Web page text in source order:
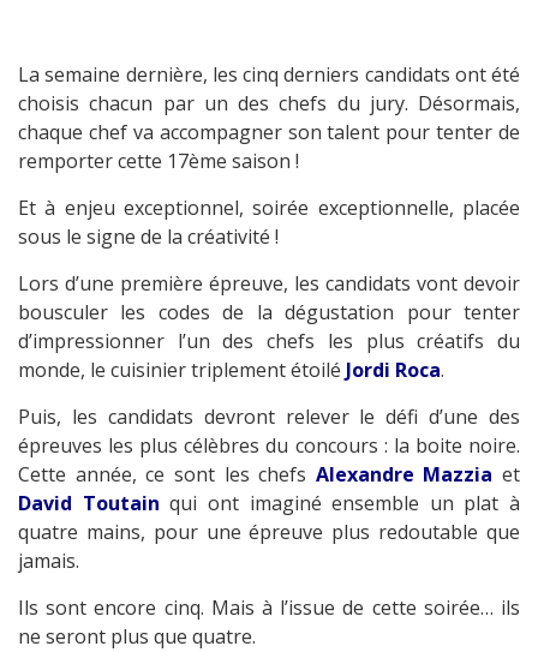
La semaine dernière, les cinq derniers candidats ont été
choisis chacun par un des chefs du jury. Désormais,
chaque chef va accompagner son talent pour tenter de
remporter cette 17ème saison !
Et à enjeu exceptionnel, soirée exceptionnelle, placée
sous le signe de la créativité !
Lors d’une première épreuve, les candidats vont devoir
bousculer les codes de la dégustation pour tenter
d’impressionner l’un des chefs les plus créatifs du
monde, le cuisinier triplement étoilé Jordi Roca.
Puis, les candidats devront relever le défi d’une des
épreuves les plus célèbres du concours : la boite noire.
Cette année, ce sont les chefs Alexandre Mazzia et
David Toutain qui ont imaginé ensemble un plat à
quatre mains, pour une épreuve plus redoutable que
jamais.
Ils sont encore cinq. Mais à l’issue de cette soirée… ils
ne seront plus que quatre.